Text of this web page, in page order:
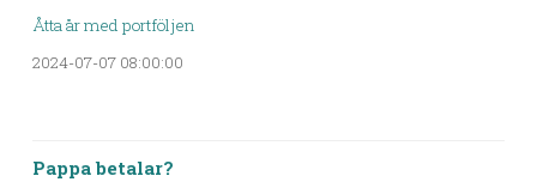
Åtta år med portföljen
2024-07-07 08:00:00
Pappa betalar?